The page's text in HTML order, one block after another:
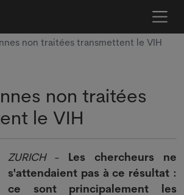
non traitées transmettent le VIH
non traitées
le VIH
ZURICH- Les chercheurs ne
s'attendaient pas à ce résultat :
ce sont principalement les